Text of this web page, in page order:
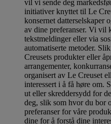
vil vi sende deg
initiativer knyttet til Le
konsernet datterselskaper
av dine preferanser. Vi vil
tekstmeldinger eller via
automatiserte metoder.
Creusets produkter eller
arrangementer,
organisert av Le Creuset
interessert i å få høre om.
ut eller skreddersydd for
deg, slik som hvor du bor
preferanser for våre
dine for å forstå dine